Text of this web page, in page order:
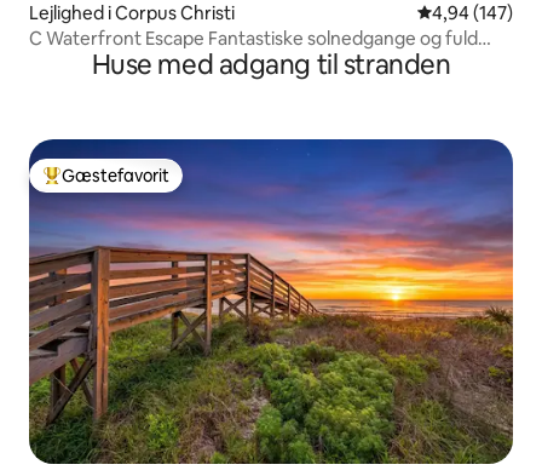
Lejlighed i Corpus Christi 4,94 ud af 5 i
4,94 (147)
C Waterfront Escape Fantastiske solnedgange og fuld
lejlighedHuse med adgang til stranden
Bedste gæstefavorit
Gæstefavorit